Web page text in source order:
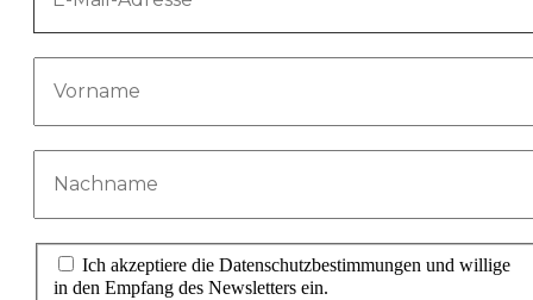
Ich akzeptiere die Datenschutzbestimmungen und willige
in den Empfang des Newsletters ein.